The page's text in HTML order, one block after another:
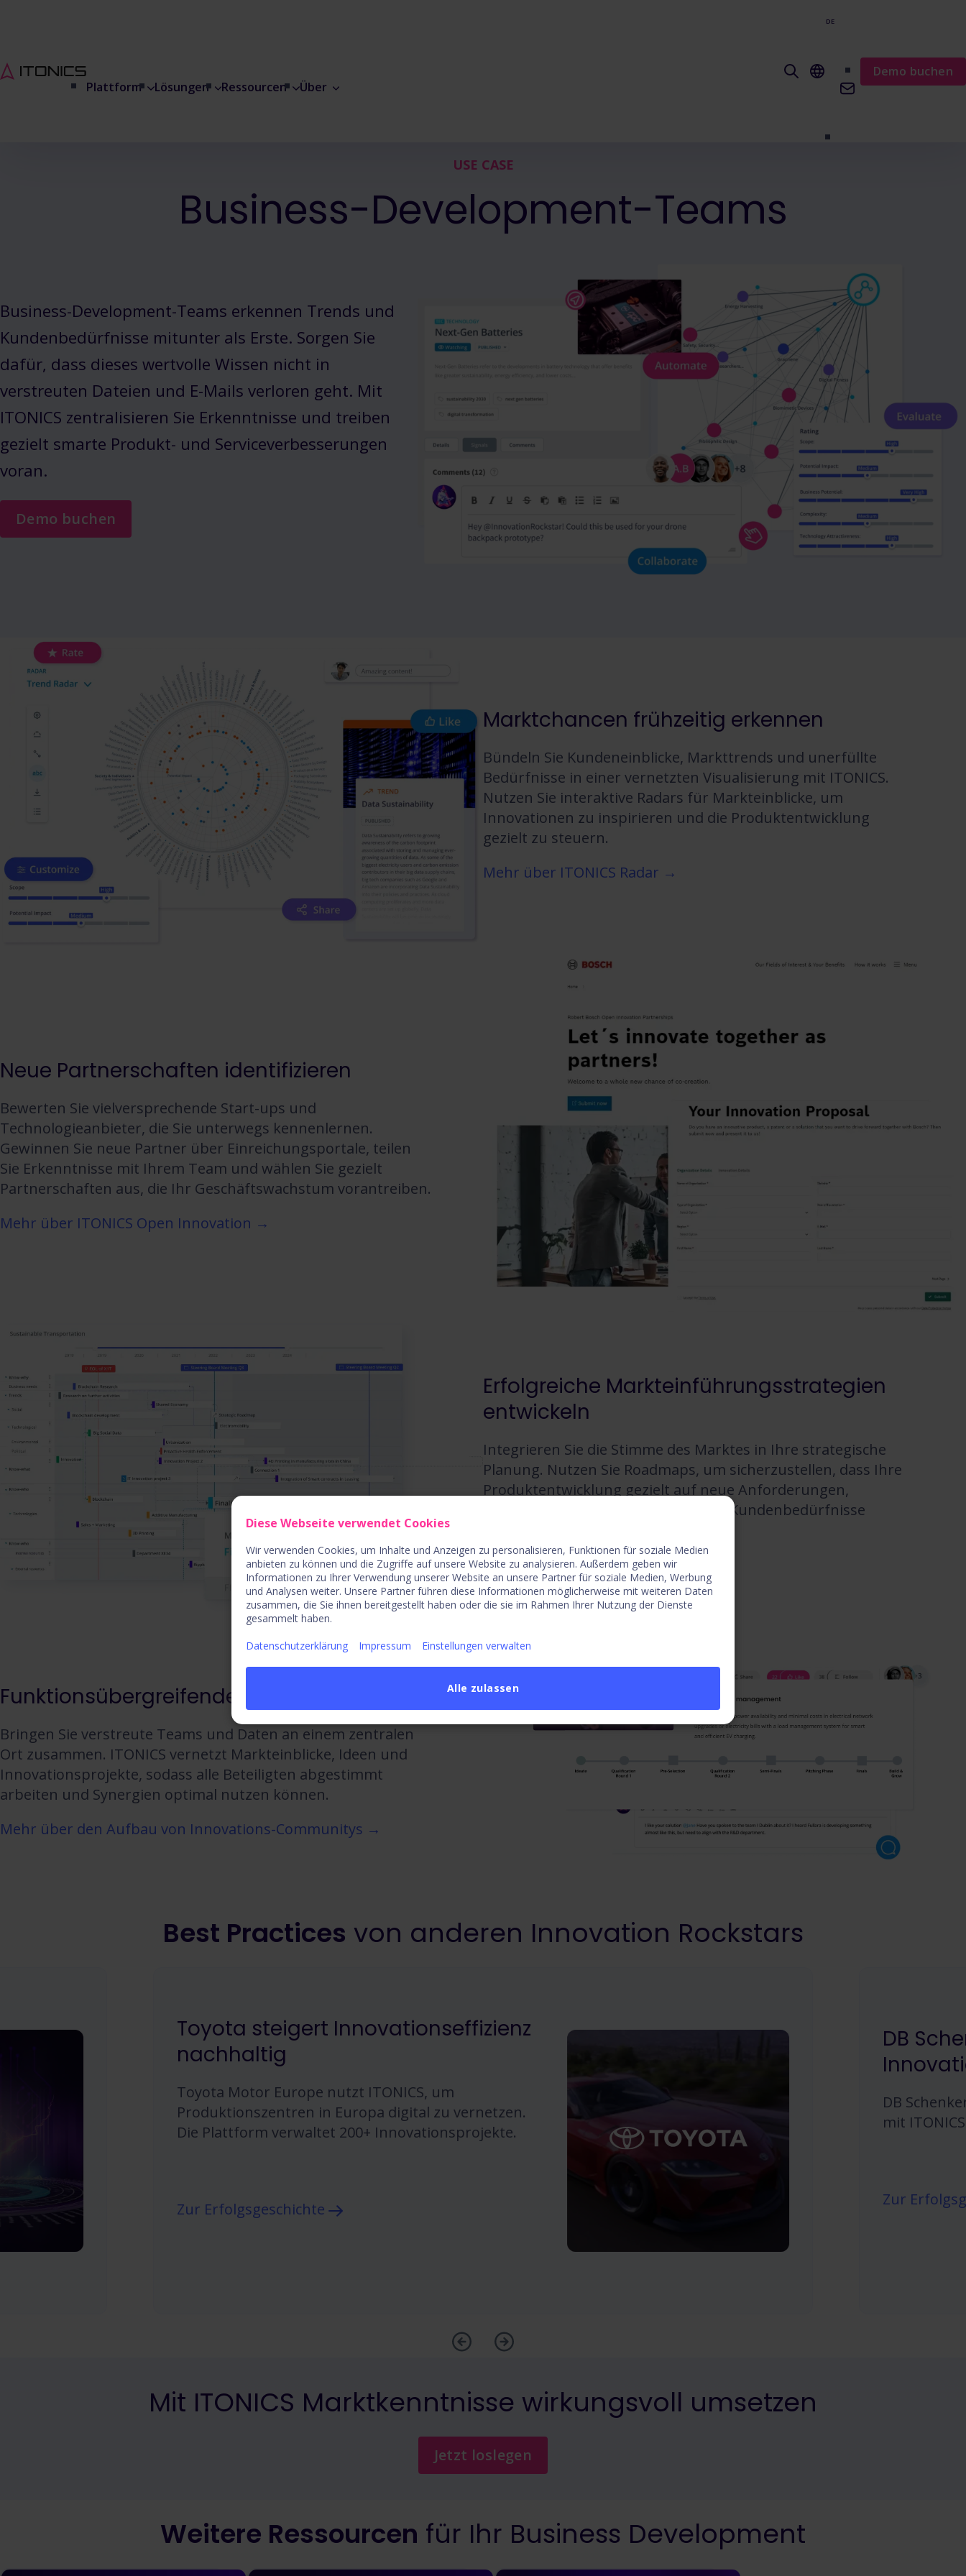
Diese Webseite verwendet Cookies
Wir verwenden Cookies, um Inhalte und Anzeigen zu personalisieren, Funktionen für soziale Medien
anbieten zu können und die Zugriffe auf unsere Website zu analysieren. Außerdem geben wir
Informationen zu Ihrer Verwendung unserer Website an unsere Partner für soziale Medien, Werbung
und Analysen weiter. Unsere Partner führen diese Informationen möglicherweise mit weiteren Daten
zusammen, die Sie ihnen bereitgestellt haben oder die sie im Rahmen Ihrer Nutzung der Dienste
gesammelt haben.
Datenschutzerklärung
Impressum Einstellungen verwalten
Alle zulassen
Plattform Lösungen Ressourcen Über
DE
Demo buchen
USE CASE
Business-Development-Teams
Business-Development-Teams erkennen Trends und
Kundenbedürfnisse mitunter als Erste. Sorgen Sie
dafür, dass dieses wertvolle Wissen nicht in
verstreuten Dateien und E-Mails verloren geht. Mit
ITONICS zentralisieren Sie Erkenntnisse und treiben
gezielt smarte Produkt- und Serviceverbesserungen
voran.
Demo buchen
Marktchancen frühzeitig erkennen
Bündeln Sie Kundeneinblicke, Markttrends und unerfüllte
Bedürfnisse in einer vernetzten Visualisierung mit ITONICS.
Nutzen Sie interaktive Radars für Markteinblicke, um
Innovationen zu inspirieren und die Produktentwicklung
gezielt zu steuern.
Mehr über ITONICS Radar →
Neue Partnerschaften identifizieren
Bewerten Sie vielversprechende Start-ups und
Technologieanbieter, die Sie unterwegs kennenlernen.
Gewinnen Sie neue Partner über Einreichungsportale, teilen
Sie Erkenntnisse mit Ihrem Team und wählen Sie gezielt
Partnerschaften aus, die Ihr Geschäftswachstum vorantreiben.
Mehr über ITONICS Open Innovation →
Erfolgreiche Markteinführungsstrategien
entwickeln
Integrieren Sie die Stimme des Marktes in Ihre strategische
Planung. Nutzen Sie Roadmaps, um sicherzustellen, dass Ihre
Produktentwicklung gezielt auf neue Anforderungen,
wirtschaftliche Veränderungen und Kundenbedürfnisse
Mehr über strategische Roadmaps →
Funktionsübergreifende Teams vernetzen
Bringen Sie verstreute Teams und Daten an einem zentralen
Ort zusammen. ITONICS vernetzt Markteinblicke, Ideen und
Innovationsprojekte, sodass alle Beteiligten abgestimmt
arbeiten und Synergien optimal nutzen können.
Mehr über den Aufbau von Innovations-Communitys →
Best Practices von anderen Innovation Rockstars
Toyota steigert Innovationseffizienz
nachhaltig
Toyota Motor Europe nutzt ITONICS, um
Produktionszentren in Europa digital zu vernetzen.
Die Plattform verwaltet 200+ Innovationsprojekte.
Zur Erfolgsgeschichte
DB
DB
mit
Zur
Mit ITONICS Marktkenntnisse wirkungsvoll umsetzen
Jetzt loslegen
Weitere Ressourcen für Ihr Business Development